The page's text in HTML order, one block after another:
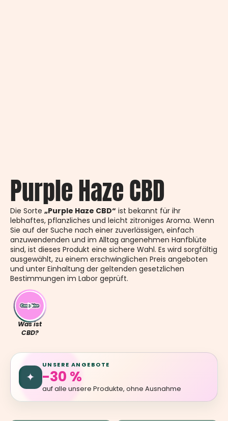
Purple Haze CBD
Die Sorte „Purple Haze CBD“ ist bekannt für ihr
lebhaftes, pflanzliches und leicht zitroniges Aroma. Wenn
Sie auf der Suche nach einer zuverlässigen, einfach
anzuwendenden und im Alltag angenehmen Hanfblüte
sind, ist dieses Produkt eine sichere Wahl. Es wird sorgfältig
ausgewählt, zu einem erschwinglichen Preis angeboten
und unter Einhaltung der geltenden gesetzlichen
Bestimmungen im Labor geprüft.
Was ist
CBD?
✦
UNSERE ANGEBOTE
-30 %
auf alle unsere Produkte, ohne Ausnahme